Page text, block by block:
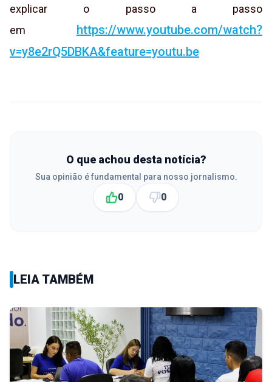
explicar o passo a passo
em https://www.youtube.com/watch?
v=y8e2rQ5DBKA&feature=youtu.be
O que achou desta notícia?
Sua opinião é fundamental para nosso jornalismo.
0 0
LEIA TAMBÉM